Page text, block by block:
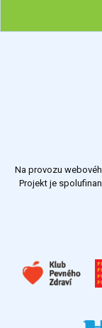
Hubněte s
Chcete poradit s
Výsledky
Na provozu
Projekt je